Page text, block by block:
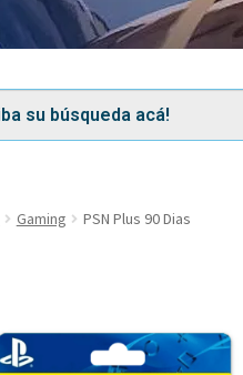
Gaming PSN Plus 90 Dias